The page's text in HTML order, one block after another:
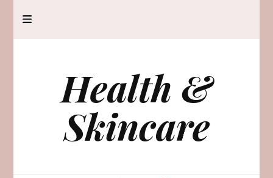
Health &
Skincare